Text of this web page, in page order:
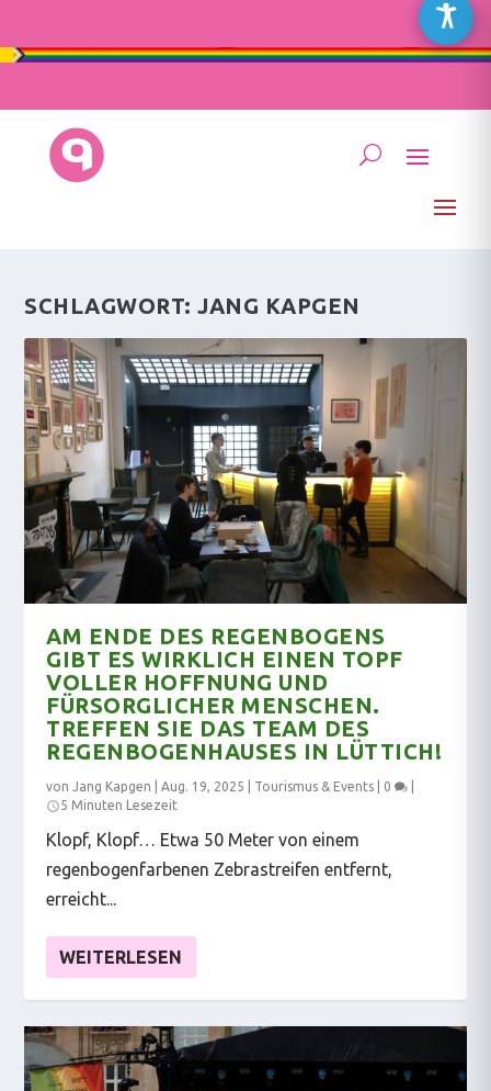
SCHLAGWORT:JANG KAPGEN
AM ENDE DES REGENBOGENS
GIBT ES WIRKLICH EINEN TOPF
VOLLER HOFFNUNG UND
FÜRSORGLICHER MENSCHEN.
TREFFEN SIE DAS TEAM DES
REGENBOGENHAUSES IN LÜTTICH!
vonJang Kapgen |Aug. 19, 2025 Tourismus & Events 0
5 Minuten Lesezeit
Klopf, Klopf… Etwa 50 Meter von einem
regenbogenfarbenen Zebrastreifen entfernt,
erreicht...
WEITERLESEN